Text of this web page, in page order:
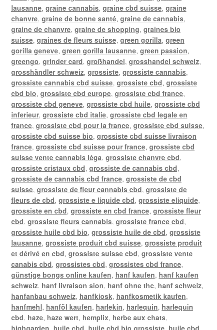
lausanne, graine cannabis, graine cbd suisse, graine
chanvre, graine de bonne santé, graine de cannabis,
graine de chanvre, graine de shopping, graines bio
suisse, graines de fleurs suisse, green gorilla, green
gorilla geneve, green gorilla lausanne, green passion,
greengo, grinder card, großhandel, grosshandel schweiz,
grosshändler schweiz, grossiste, grossiste cannabis,
grossiste cannabis cbd suisse, grossiste cbd, grossiste
cbd bio, grossiste cbd europe, grossiste cbd france,
grossiste cbd geneve, grossiste cbd huile, grossiste cbd
inferieur, grossiste cbd italie, grossiste cbd legale en
france, grossiste cbd pour la france, grossiste cbd suisse,
grossiste cbd suisse bio, grossiste cbd suisse livraison
france, grossiste cbd suisse pour france, grossiste cbd
suisse vente cannabis léga, grossiste chanvre cbd,
grossiste cristaux cbd, grossiste de cannabis cbd,
grossiste de cannabis cbd france, grossiste de cbd
suisse, grossiste de fleur cannabis cbd, grossiste de
fleurs de cbd, grossiste e liquide cbd, grossiste eliquide,
grossiste en cbd, grossiste en cbd france, grossiste fleur
cbd, grossiste fleurs cannabis, grossiste france cbd,
grossiste huile cbd bio, grossiste huile de cbd, grossiste
lausanne, grossiste produit cbd suisse, grossiste produit
et dérivé en cbd, grossiste suisse cbd, grossiste vente
canabis cbd, grossistes cbd, grossistes cbd france,
günstige bongs online kaufen, hanf kaufen, hanf kaufen
schweiz, hanf livraison sion, hanf ohne thc, hanf schweiz,
hanfanbau schweiz, hanfkiosk, hanfkosmetik kaufen,
hanfmehl, hanföl kaufen, harlekin, harlequin, harlequin
cbd, haze, haze wert, hemplix, herbe aux chats,
highgarden, huile cbd, huile cbd bio grossiste, huile cbd